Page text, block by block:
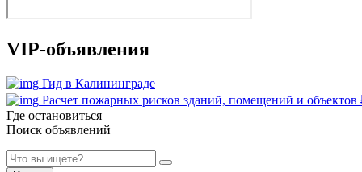
VIP-объявления
Гид в Калининграде
Расчет пожарных рисков зданий, помещений и объектов
Где остановиться
Поиск объявлений